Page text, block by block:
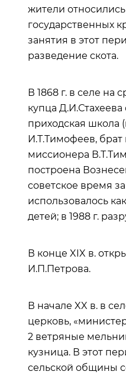
жители
государственных
занятия в этот
разведение скота.
В 1868 г. в селе на
купца
приходская школа
И.Т.Тимофеев, брат
миссионера
построена
советское время
использовалось
детей; в 1988 г.
В конце XIX в.
И.П.Петрова.
В начале XX в. в
церковь,
2 ветряные
кузница. В этот
сельской общины